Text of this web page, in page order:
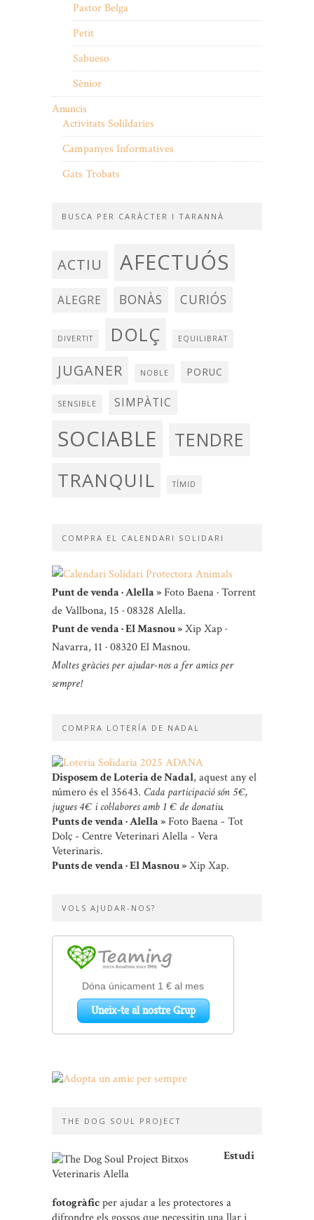
Pastor Belga
Petit
Sabueso
Sènior
Anuncis
Activitats Solildaries
Campanyes Informatives
Gats Trobats
BUSCA PER CARÀCTER I TARANNÀ
ACTIU AFECTUÓS
ALEGRE BONÀS CURIÓS
DIVERTIT DOLÇ EQUILIBRAT
JUGANER NOBLE PORUC
SENSIBLE SIMPÀTIC
SOCIABLE TENDRE
TRANQUIL TÍMID
COMPRA EL CALENDARI SOLIDARI
Punt de venda · Alella »Foto Baena · Torrent
de Vallbona, 15 · 08328 Alella.
Punt de venda · El Masnou »Xip Xap ·
Navarra, 11 · 08320 El Masnou.
Moltes gràcies per ajudar-nos a fer amics per
sempre!
COMPRA LOTERÍA DE NADAL
Disposem de Loteria de Nadal, aquest any el
número és el 35643. Cada participació són 5 €,
jugues 4 € i col·labores amb 1 € de donatiu.
Punts de venda · Alella »Foto Baena - Tot
Dolç - Centre Veterinari Alella - Vera
Veterinaris.
Punts de venda · El Masnou »Xip Xap.
VOLS AJUDAR-NOS?
THE DOG SOUL PROJECT
Estudi
fotogràficper ajudar a les protectores a